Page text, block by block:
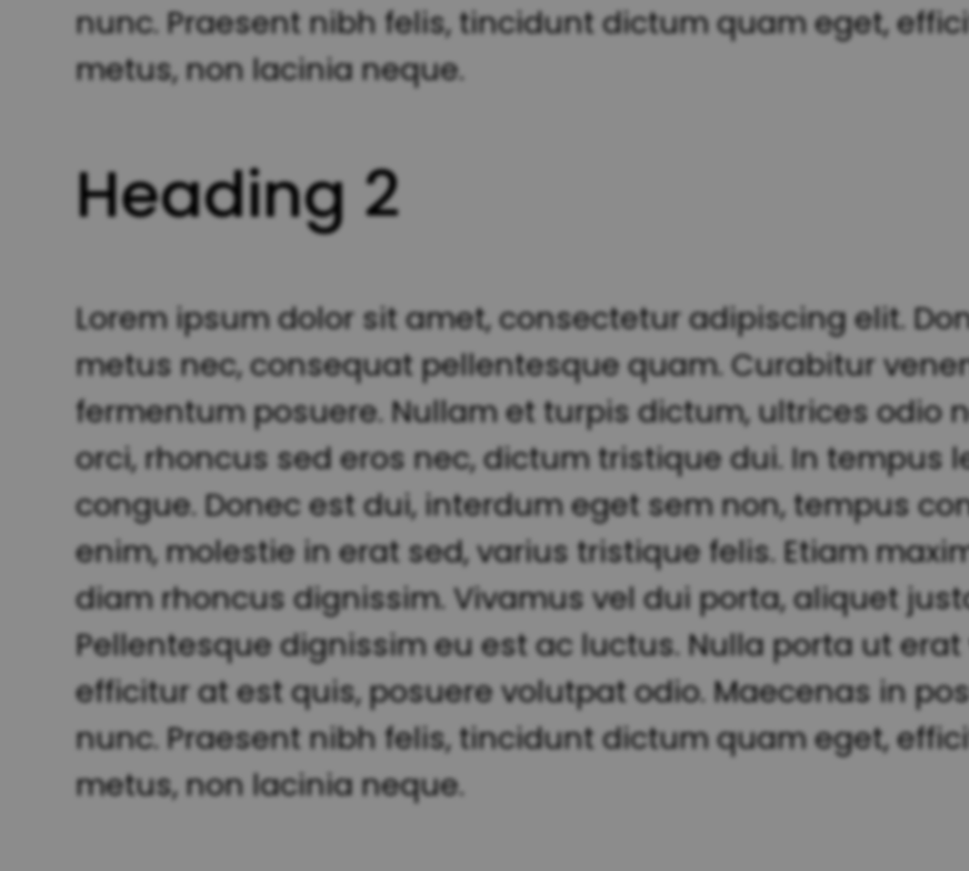
nunc. Praesent nibh felis, tincidunt dictum quam eget,
metus, non lacinia neque.
Heading 2
Lorem ipsum dolor sit amet, consectetur adipiscing elit.
metus nec, consequat pellentesque quam. Curabitur
fermentum posuere. Nullam et turpis dictum, ultrices odio
orci, rhoncus sed eros nec, dictum tristique dui. In tempus
congue. Donec est dui, interdum eget sem non, tempus
enim, molestie in erat sed, varius tristique felis. Etiam
diam rhoncus dignissim. Vivamus vel dui porta, aliquet
Pellentesque dignissim eu est ac luctus. Nulla porta ut
efficitur at est quis, posuere volutpat odio. Maecenas in
nunc. Praesent nibh felis, tincidunt dictum quam eget,
metus, non lacinia neque.